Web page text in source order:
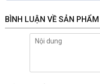
BÌNH LUẬN VỀ SẢN PHẨM